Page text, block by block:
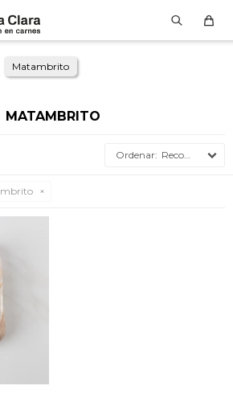
Matambrito
MATAMBRITO
Recomendados